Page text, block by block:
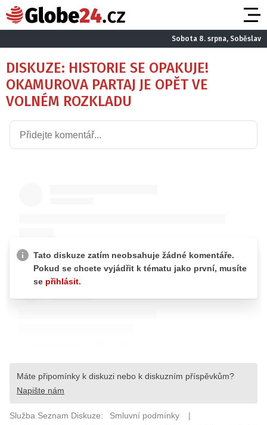
Sobota 8. srpna, Soběslav
DISKUZE: HISTORIE SE OPAKUJE!
OKAMUROVA PARTAJ JE OPĚT VE
VOLNÉM ROZKLADU